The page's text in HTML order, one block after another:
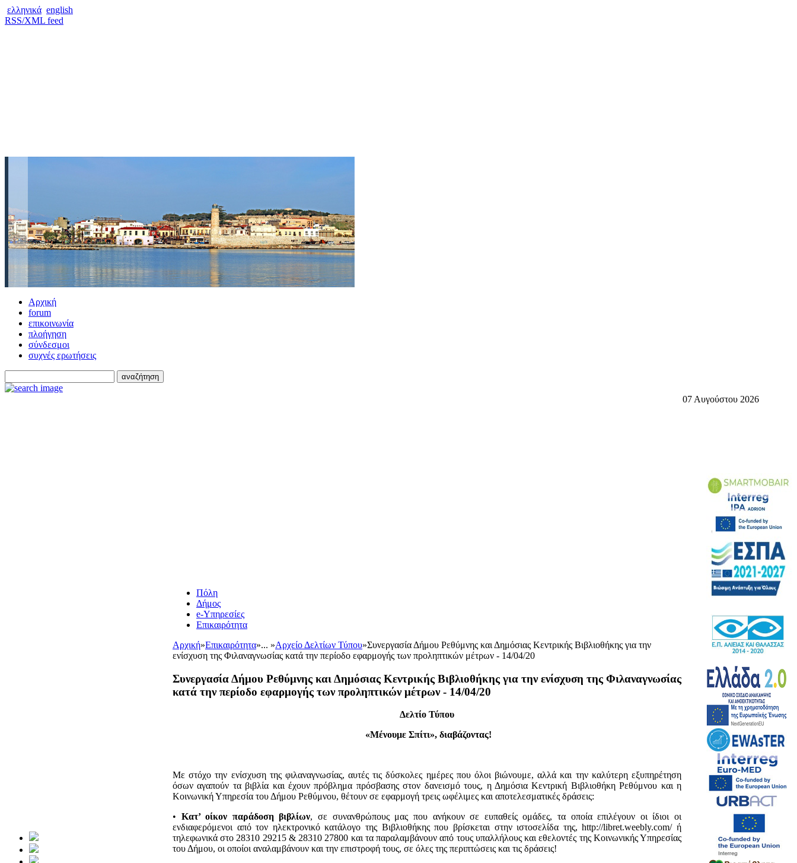
ελληνικά english
RSS/XML feed
Αρχική
forum
επικοινωνία
πλοήγηση
σύνδεσμοι
συχνές ερωτήσεις
Πόλη
Δήμος
e-Υπηρεσίες
Επικαιρότητα
Αρχική»Επικαιρότητα»... »Αρχείο Δελτίων Τύπου»Συνεργασία Δήμου Ρεθύμνης και Δημόσιας Κεντρικής Βιβλιοθήκης για την
ενίσχυση της Φιλαναγνωσίας κατά την περίοδο εφαρμογής των προληπτικών μέτρων - 14/04/20
Συνεργασία Δήμου Ρεθύμνης και Δημόσιας Κεντρικής Βιβλιοθήκης για την ενίσχυση της Φιλαναγνωσίας
κατά την περίοδο εφαρμογής των προληπτικών μέτρων - 14/04/20
Δελτίο Τύπου
«Μένουμε Σπίτι», διαβάζοντας!
Με στόχο την ενίσχυση της φιλαναγνωσίας, αυτές τις δύσκολες ημέρες που όλοι βιώνουμε, αλλά και την καλύτερη εξυπηρέτηση
όσων αγαπούν τα βιβλία και έχουν πρόβλημα πρόσβασης στον δανεισμό τους, η Δημόσια Κεντρική Βιβλιοθήκη Ρεθύμνου και η
Κοινωνική Υπηρεσία του Δήμου Ρεθύμνου, θέτουν σε εφαρμογή τρεις ωφέλιμες και αποτελεσματικές δράσεις:
• Κατ’ οίκον παράδοση βιβλίων, σε συνανθρώπους μας που ανήκουν σε ευπαθείς ομάδες, τα οποία επιλέγουν οι ίδιοι οι
ενδιαφερόμενοι από τον ηλεκτρονικό κατάλογο της Βιβλιοθήκης που βρίσκεται στην ιστοσελίδα της, http://libret.weebly.com/ ή
τηλεφωνικά στο 28310 29215 & 28310 27800 και τα παραλαμβάνουν από τους υπαλλήλους και εθελοντές της Κοινωνικής Υπηρεσίας
του Δήμου, οι οποίοι αναλαμβάνουν και την επιστροφή τους, σε όλες της περιπτώσεις και τις δράσεις!
07 Αυγούστου 2026